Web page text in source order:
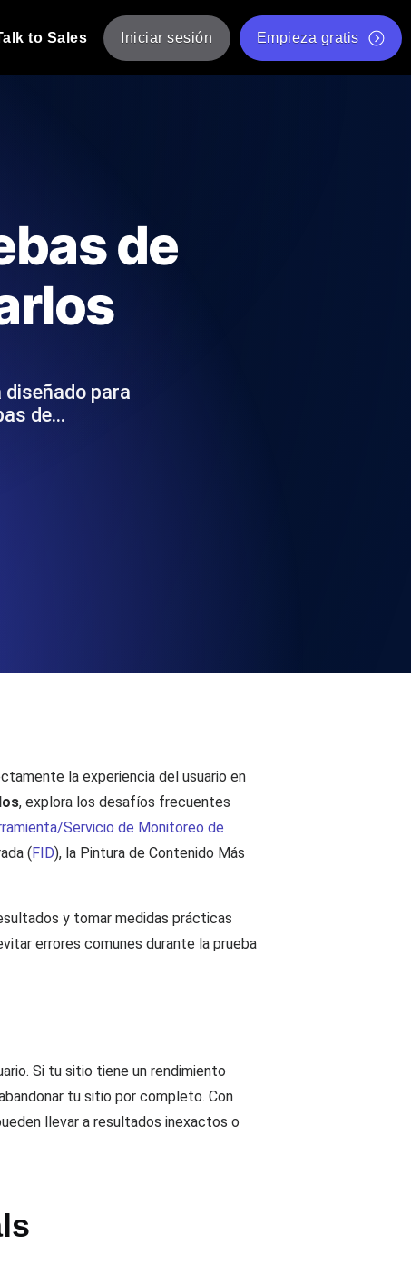
y rendimiento desde 25+ ubicaciones.
usuarios.
y funcionalidad de la API
Comprobador de estado de API
Lista de herramientas web gratuitas
to Sales Iniciar sesión Empieza gratis
de
para
de…
la experiencia del usuario en
, explora los desafíos frecuentes
Servicio de Monitoreo de
( FID), la Pintura de Contenido Más
y tomar medidas prácticas
errores comunes durante la prueba
Si tu sitio tiene un rendimiento
tu sitio por completo. Con
llevar a resultados inexactos o